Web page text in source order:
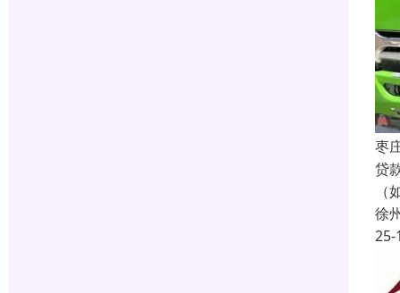
枣
贷
徐
25-